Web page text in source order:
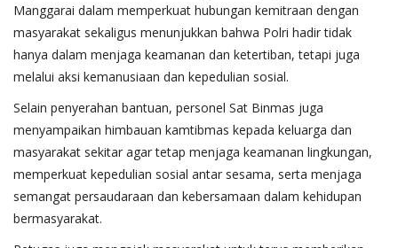
Manggarai dalam memperkuat hubungan kemitraan dengan
masyarakat sekaligus menunjukkan bahwa Polri hadir tidak
hanya dalam menjaga keamanan dan ketertiban, tetapi juga
melalui aksi kemanusiaan dan kepedulian sosial.
Selain penyerahan bantuan, personel Sat Binmas juga
menyampaikan himbauan kamtibmas kepada keluarga dan
masyarakat sekitar agar tetap menjaga keamanan lingkungan,
memperkuat kepedulian sosial antar sesama, serta menjaga
semangat persaudaraan dan kebersamaan dalam kehidupan
bermasyarakat.